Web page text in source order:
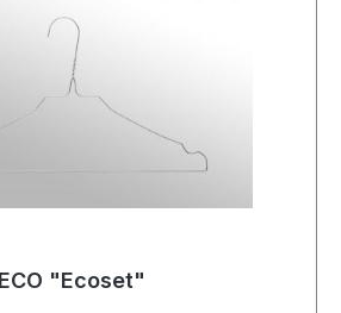
auftragsbezogene
mit integrierten
Sie Ihren perfekten
für Reinigung- sowie
angepassten Bügeltypen.
"Ecoset"